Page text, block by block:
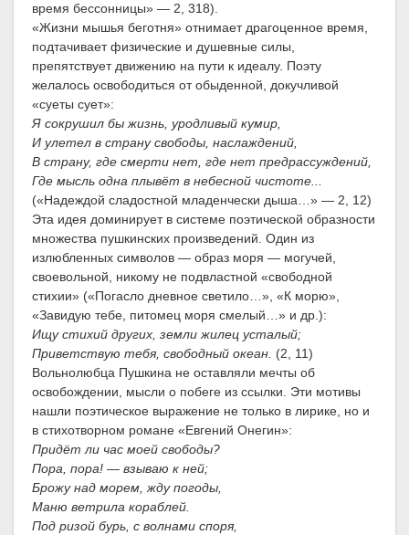
время бессонницы» — 2, 318).
«Жизни мышья беготня» отнимает драгоценное время,
подтачивает физические и душевные силы,
препятствует движению на пути к идеалу. Поэту
желалось освободиться от обыденной, докучливой
«суеты сует»:
Я сокрушил бы жизнь, уродливый кумир,
И улетел в страну свободы, наслаждений,
В страну, где смерти нет, где нет предрассуждений,
Где мысль одна плывёт в небесной чистоте...
(«Надеждой сладостной младенчески дыша…» — 2, 12)
Эта идея доминирует в системе поэтической образности
множества пушкинских произведений. Один из
излюбленных символов — образ моря — могучей,
своевольной, никому не подвластной «свободной
стихии» («Погасло дневное светило…», «К морю»,
«Завидую тебе, питомец моря смелый…» и др.):
Ищу стихий других, земли жилец усталый;
Приветствую тебя, свободный океан. (2, 11)
Вольнолюбца Пушкина не оставляли мечты об
освобождении, мысли о побеге из ссылки. Эти мотивы
нашли поэтическое выражение не только в лирике, но и
в стихотворном романе «Евгений Онегин»:
Придёт ли час моей свободы?
Пора, пора! — взываю к ней;
Брожу над морем, жду погоды,
Маню ветрила кораблей.
Под ризой бурь, с волнами споря,